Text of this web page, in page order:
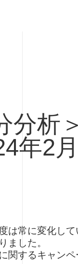
分析
年2
常に変化して
ました。
するキャンペ